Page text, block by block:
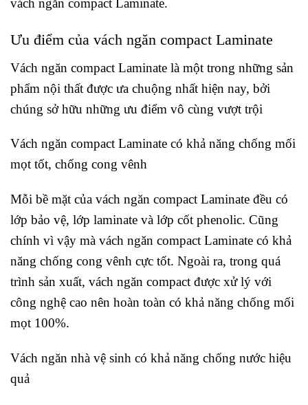
vách ngăn compact Laminate.
Ưu điểm của vách ngăn compact Laminate
Vách ngăn compact Laminate là một trong những sản
phẩm nội thất được ưa chuộng nhất hiện nay, bởi
chúng sở hữu những ưu điểm vô cùng vượt trội
Vách ngăn compact Laminate có khả năng chống mối
mọt tốt, chống cong vênh
Mỗi bề mặt của vách ngăn compact Laminate đều có
lớp bảo vệ, lớp laminate và lớp cốt phenolic. Cũng
chính vì vậy mà vách ngăn compact Laminate có khả
năng chống cong vênh cực tốt. Ngoài ra, trong quá
trình sản xuất, vách ngăn compact được xử lý với
công nghệ cao nên hoàn toàn có khả năng chống mối
mọt 100%.
Vách ngăn nhà vệ sinh có khả năng chống nước hiệu
quả